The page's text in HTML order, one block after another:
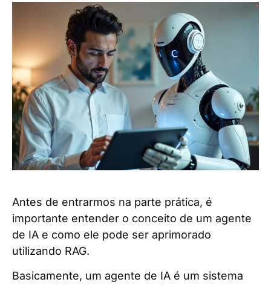
Antes de entrarmos na parte prática, é
importante entender o conceito de um agente
de IA e como ele pode ser aprimorado
utilizando RAG.
Basicamente, um agente de IA é um sistema